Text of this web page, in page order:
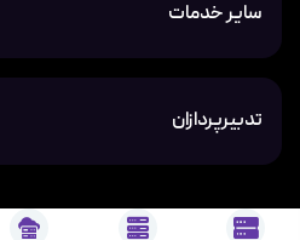
سایر خدمات
تدبیرپردازان